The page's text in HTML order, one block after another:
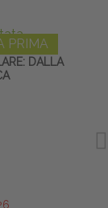
PRIMA
DALLA